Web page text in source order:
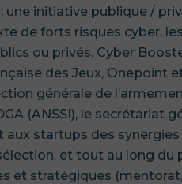
une initiative publique /
de forts risques cyber,
ou privés. Cyber
des Jeux, Onepoint
générale de
(ANSSI), le secrétariat
aux startups des
et tout au long
et stratégiques